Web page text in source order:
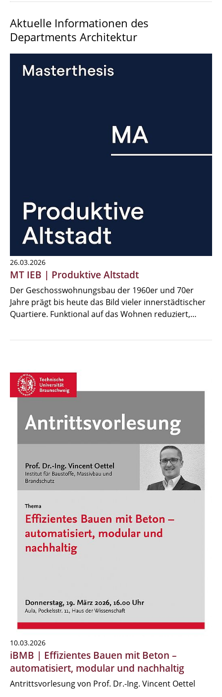
Aktuelle Informationen des
Departments Architektur
26.03.2026
MT IEB | Produktive Altstadt
Der Geschosswohnungsbau der 1960er und 70er
Jahre prägt bis heute das Bild vieler innerstädtischer
Quartiere. Funktional auf das Wohnen reduziert,…
10.03.2026
iBMB | Effizientes Bauen mit Beton –
automatisiert, modular und nachhaltig
Antrittsvorlesung von Prof. Dr.-Ing. Vincent Oettel